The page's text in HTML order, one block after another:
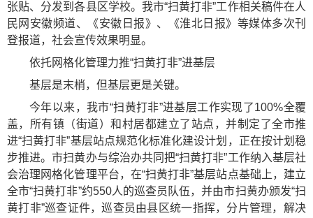
张贴、分发到各县区学校。我市“扫黄打非”工作相关稿件在人
民网安徽频道、《安徽日报》、《淮北日报》等媒体多次刊
登报道，社会宣传效果明显。
依托网格化管理力推“扫黄打非”进基层
基层是末梢，但基层更是关键。
今年以来，我市“扫黄打非”进基层工作实现了100%全覆
盖，所有镇（街道）和村居都建立了站点，并制定了全市推
进“扫黄打非”基层站点规范化标准化建设计划，正在按计划稳
步推进。市扫黄办与综治办共同把“扫黄打非”工作纳入基层社
会治理网格化管理平台，在“扫黄打非”基层站点基础上，建立
全市“扫黄打非”约550人的巡查员队伍，并由市扫黄办颁发“扫
黄打非”巡查证件，巡查员由县区统一指挥，分片管理，解决